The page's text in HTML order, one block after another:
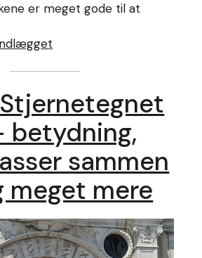
er meget gode til at
betydning,
sammen
meget mere